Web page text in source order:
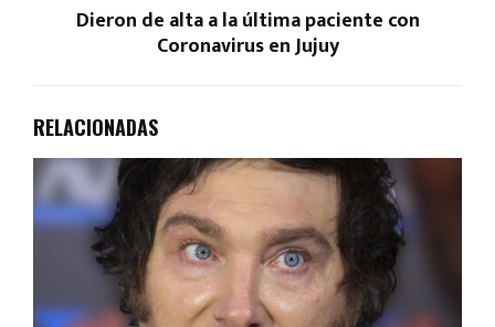
Dieron de alta a la última paciente con
Coronavirus en Jujuy
RELACIONADAS